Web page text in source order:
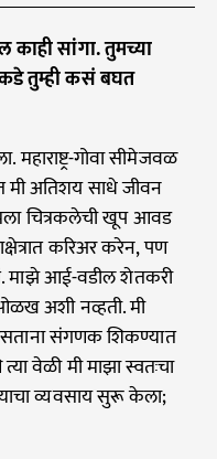
काही सांगा. तुमच्या
तुम्ही कसं बघत
महाराष्ट्र-गोवा सीमेजवळ
मी अतिशय साधे जीवन
मला चित्रकलेची खूप आवड
करिअर करेन, पण
माझे आई-वडील शेतकरी
अशी नव्हती. मी
संगणक शिकण्यात
वेळी मी माझा स्वतःचा
व्यवसाय सुरू केला;